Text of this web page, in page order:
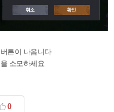
튼이 나옵니다
소모하세요
0